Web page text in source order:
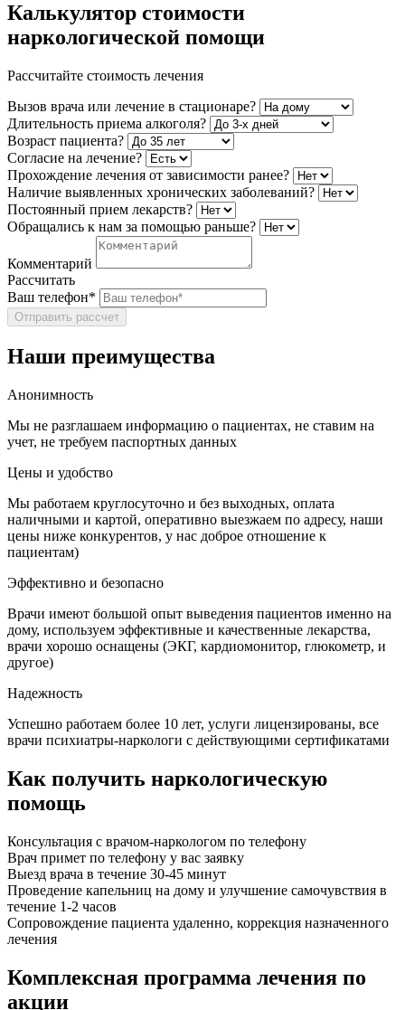
Калькулятор стоимости
наркологической помощи
Рассчитайте стоимость лечения
Вызов врача или лечение в стационаре?
Длительность приема алкоголя?
Возраст пациента?
Согласие на лечение?
Прохождение лечения от зависимости ранее?
Наличие выявленных хронических заболеваний?
Постоянный прием лекарств?
Обращались к нам за помощью раньше?
Комментарий
Рассчитать
Ваш телефон*
Отправить рассчет
Наши преимущества
Анонимность
Мы не разглашаем информацию о пациентах, не ставим на
учет, не требуем паспортных данных
Цены и удобство
Мы работаем круглосуточно и без выходных, оплата
наличными и картой, оперативно выезжаем по адресу, наши
цены ниже конкурентов, у нас доброе отношение к
пациентам)
Эффективно и безопасно
Врачи имеют большой опыт выведения пациентов именно на
дому, используем эффективные и качественные лекарства,
врачи хорошо оснащены (ЭКГ, кардиомонитор, глюкометр, и
другое)
Надежность
Успешно работаем более 10 лет, услуги лицензированы, все
врачи психиатры-наркологи с действующими сертификатами
Как получить наркологическую
помощь
Консультация с врачом-наркологом по телефону
Врач примет по телефону у вас заявку
Выезд врача в течение 30-45 минут
Проведение капельниц на дому и улучшение самочувствия в
течение 1-2 часов
Сопровождение пациента удаленно, коррекция назначенного
лечения
Комплексная программа лечения по
акции